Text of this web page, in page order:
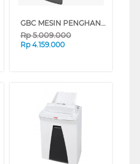
GBC MESIN PENGHANCUR KERTAS PAPER SHREDDER GBC_AUTO50X
Rp5.009.000
Rp 4.159.000